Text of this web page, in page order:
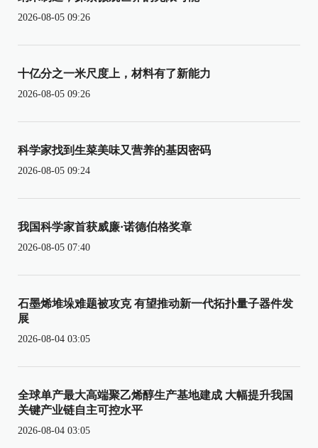
2026-08-05 09:26
十亿分之一米尺度上，材料有了新能力
2026-08-05 09:26
科学家找到生菜美味又营养的基因密码
2026-08-05 09:24
我国科学家首获威廉·诺德伯格奖章
2026-08-05 07:40
石墨烯堆垛难题被攻克 有望推动新一代拓扑量子器件发
展
2026-08-04 03:05
全球单产最大高端聚乙烯醇生产基地建成 大幅提升我国
关键产业链自主可控水平
2026-08-04 03:05